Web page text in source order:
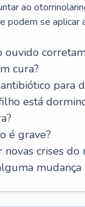
ao
podem se aplicar
ouvido
cura?
para
está
é grave?
novas crises